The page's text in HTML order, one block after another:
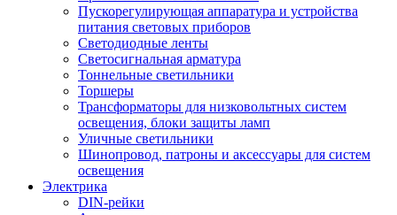
Пускорегулирующая аппаратура и устройства
питания световых приборов
Светодиодные ленты
Светосигнальная арматура
Тоннельные светильники
Торшеры
Трансформаторы для низковольтных систем
освещения, блоки защиты ламп
Уличные светильники
Шинопровод, патроны и аксессуары для систем
освещения
Электрика
DIN-рейки